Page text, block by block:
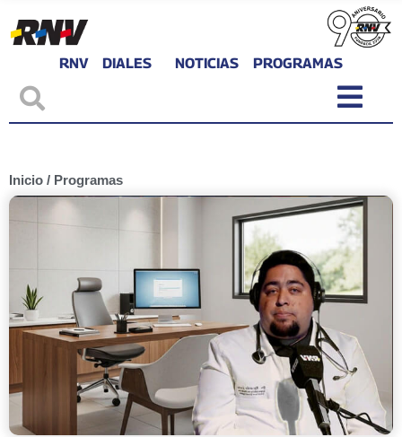
RNV DIALES NOTICIAS PROGRAMAS
Inicio / Programas